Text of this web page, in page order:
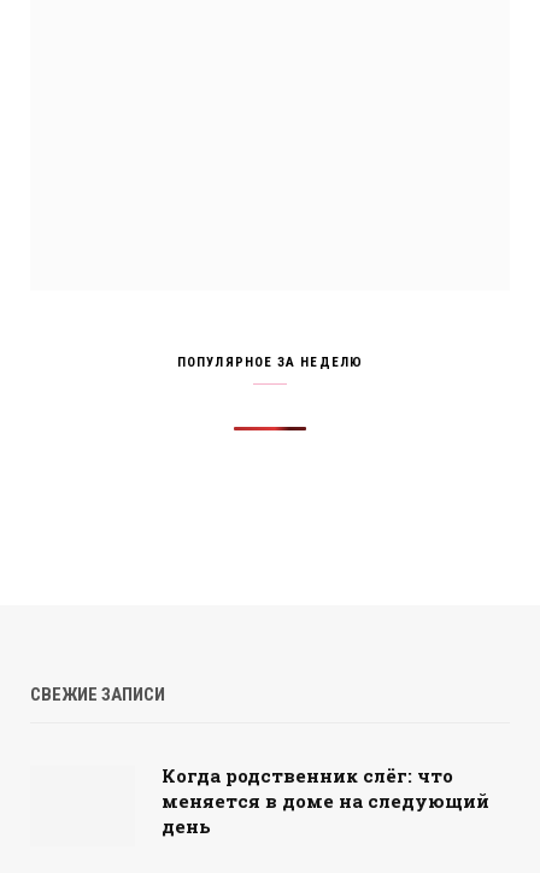
ПОПУЛЯРНОЕ ЗА НЕДЕЛЮ
СВЕЖИЕ ЗАПИСИ
Когда родственник слёг: что
меняется в доме на следующий
день